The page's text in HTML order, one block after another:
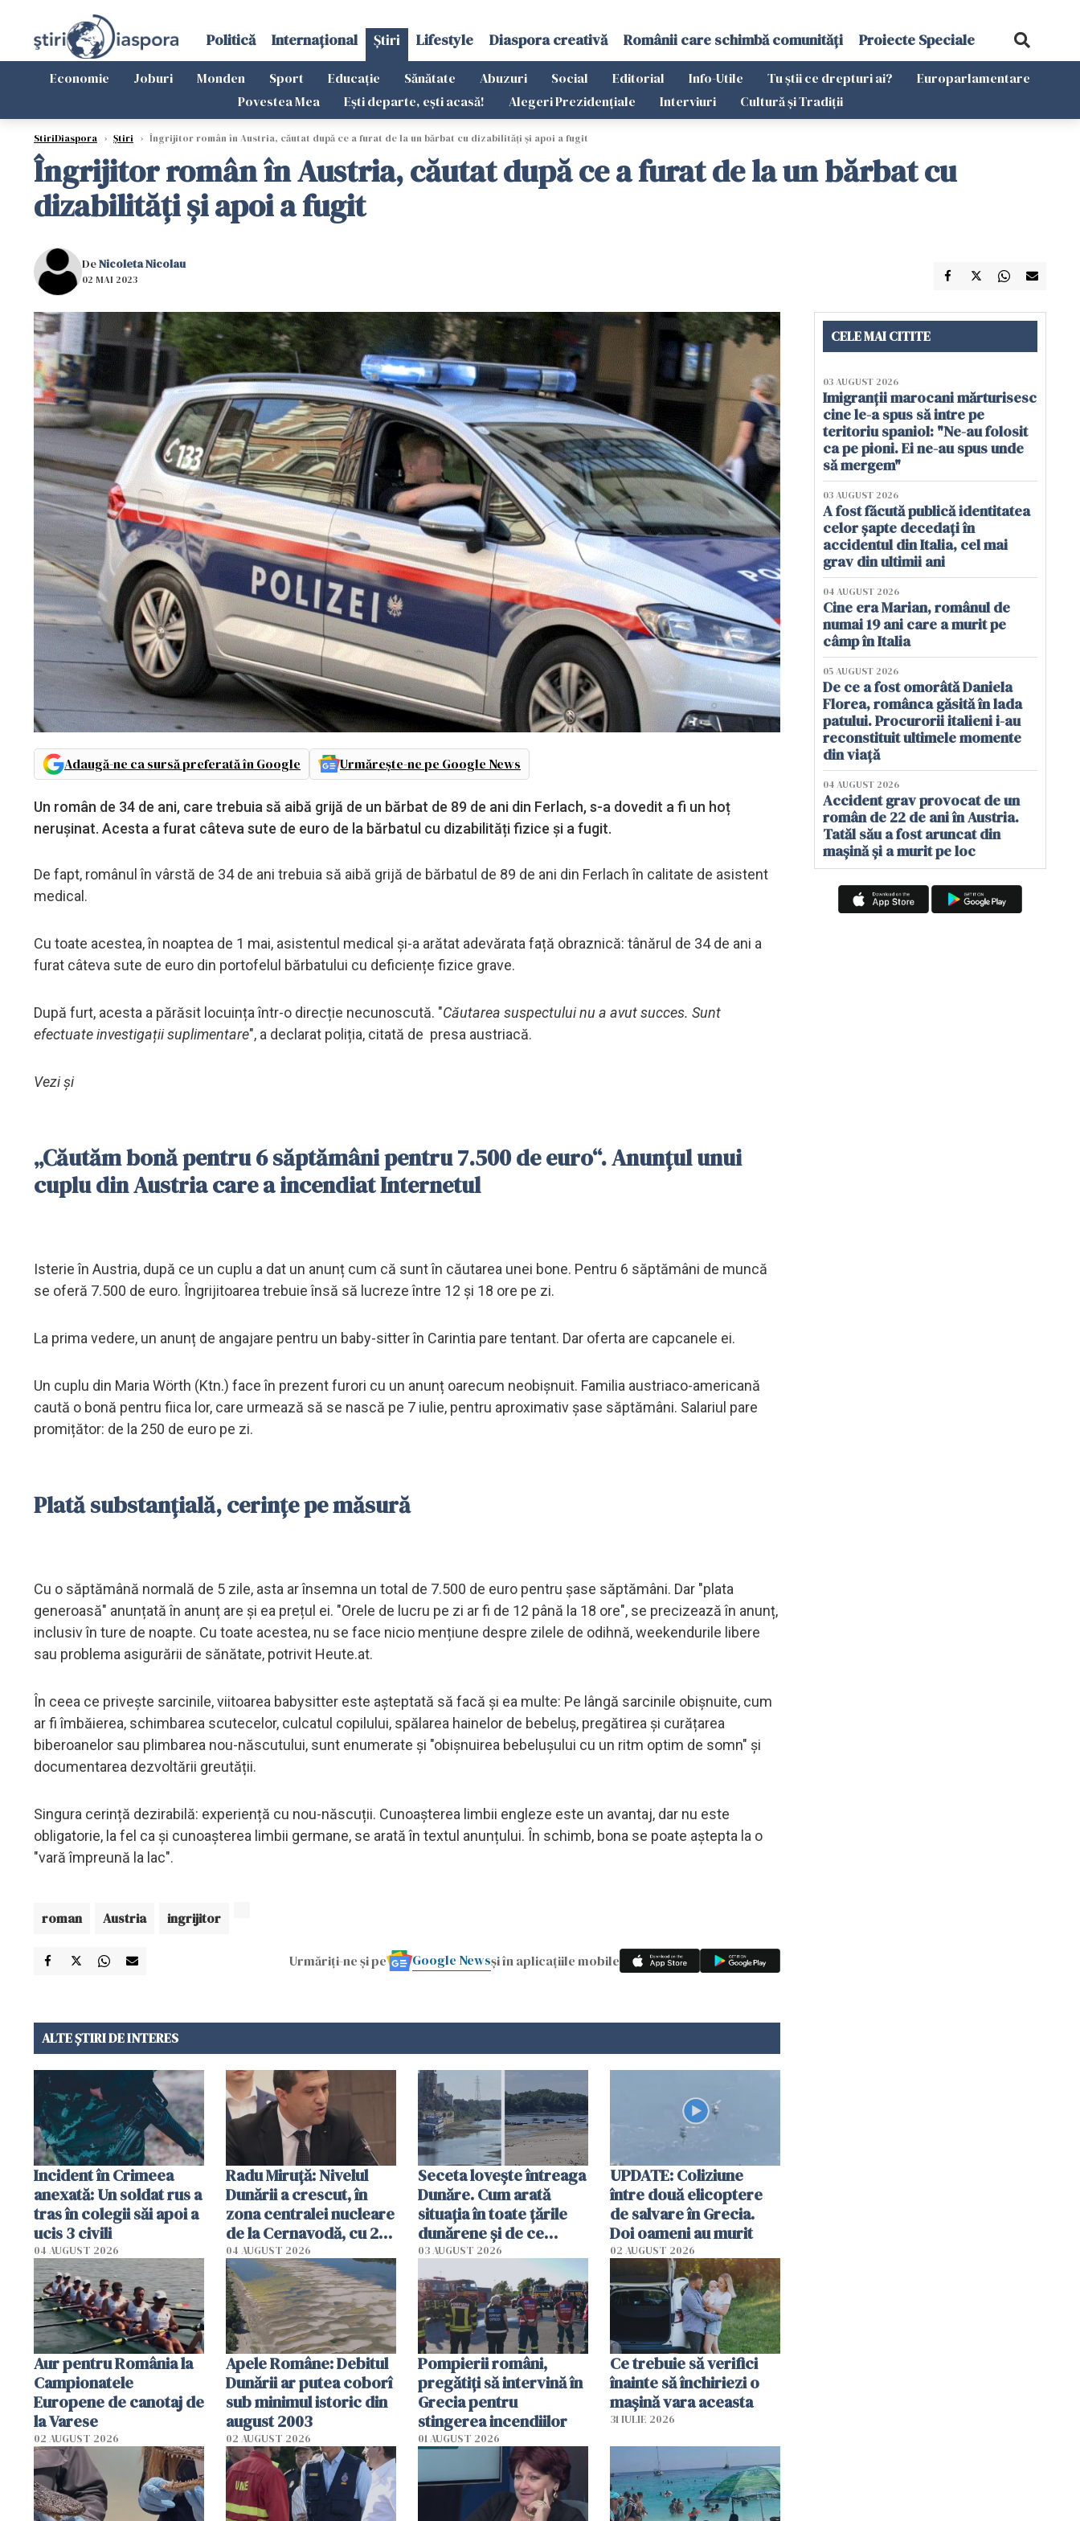
Politică Internațional Știri Lifestyle Diaspora creativă Românii care schimbă comunități Proiecte Speciale
Economie Joburi Monden Sport Educație Sănătate Abuzuri Social Editorial Info-Utile Tu știi ce drepturi ai?
Europarlamentare
Povestea Mea
Ești departe, ești acasă! Alegeri Prezidențiale Interviuri Cultură și Tradiții
StiriDiaspora › Știri › Îngrijitor român în Austria, căutat după ce a furat de la un bărbat cu dizabilități și apoi a fugit
Îngrijitor român în Austria, căutat după ce a furat de la un bărbat cu
dizabilități și apoi a fugit
DeNicoleta Nicolau
02 MAI 2023
Adaugă-ne ca sursă preferată în Google Urmărește-ne pe Google News
Un român de 34 de ani, care trebuia să aibă grijă de un bărbat de 89 de ani din Ferlach, s-a dovedit a fi un hoț
nerușinat. Acesta a furat câteva sute de euro de la bărbatul cu dizabilități fizice și a fugit.
De fapt, românul în vârstă de 34 de ani trebuia să aibă grijă de bărbatul de 89 de ani din Ferlach în calitate de asistent
medical.
Cu toate acestea, în noaptea de 1 mai, asistentul medical și-a arătat adevărata față obraznică: tânărul de 34 de ani a
furat câteva sute de euro din portofelul bărbatului cu deficiențe fizice grave.
După furt, acesta a părăsit locuința într-o direcție necunoscută. "Căutarea suspectului nu a avut succes. Sunt
efectuate investigații suplimentare", a declarat poliția, citată de presa austriacă.
Vezi și
„Căutăm bonă pentru 6 săptămâni pentru 7.500 de euro“. Anunțul unui
cuplu din Austria care a incendiat Internetul
Isterie în Austria, după ce un cuplu a dat un anunț cum că sunt în căutarea unei bone. Pentru 6 săptămâni de muncă
se oferă 7.500 de euro. Îngrijitoarea trebuie însă să lucreze între 12 și 18 ore pe zi.
La prima vedere, un anunț de angajare pentru un baby-sitter în Carintia pare tentant. Dar oferta are capcanele ei.
Un cuplu din Maria Wörth (Ktn.) face în prezent furori cu un anunț oarecum neobișnuit. Familia austriaco-americană
caută o bonă pentru fiica lor, care urmează să se nască pe 7 iulie, pentru aproximativ șase săptămâni. Salariul pare
promițător: de la 250 de euro pe zi.
Plată substanțială, cerințe pe măsură
Cu o săptămână normală de 5 zile, asta ar însemna un total de 7.500 de euro pentru șase săptămâni. Dar "plata
generoasă" anunțată în anunț are și ea prețul ei. "Orele de lucru pe zi ar fi de 12 până la 18 ore", se precizează în anunț,
inclusiv în ture de noapte. Cu toate acestea, nu se face nicio mențiune despre zilele de odihnă, weekendurile libere
sau problema asigurării de sănătate, potrivit Heute.at.
În ceea ce privește sarcinile, viitoarea babysitter este așteptată să facă și ea multe: Pe lângă sarcinile obișnuite, cum
ar fi îmbăierea, schimbarea scutecelor, culcatul copilului, spălarea hainelor de bebeluș, pregătirea și curățarea
biberoanelor sau plimbarea nou-născutului, sunt enumerate și "obișnuirea bebelușului cu un ritm optim de somn" și
documentarea dezvoltării greutății.
Singura cerință dezirabilă: experiență cu nou-născuții. Cunoașterea limbii engleze este un avantaj, dar nu este
obligatorie, la fel ca și cunoașterea limbii germane, se arată în textul anunțului. În schimb, bona se poate aștepta la o
"vară împreună la lac".
roman Austria ingrijitor
Urmăriți-ne și pe Google Newsși în aplicațiile mobile
ALTE ȘTIRI DE INTERES
Incident în Crimeea
anexată: Un soldat rus a
tras în colegii săi apoi a
ucis 3 civili
04 AUGUST 2026
Radu Miruţă: Nivelul
Dunării a crescut, în
zona centralei nucleare
de la Cernavodă, cu 2
cm faţă de ziua trecută
04 AUGUST 2026
Seceta lovește întreaga
Dunăre. Cum arată
situația în toate țările
dunărene și de ce
România resimte
efectele, deși a plouat
în iulie
03 AUGUST 2026
UPDATE: Coliziune
între două elicoptere
de salvare în Grecia.
Doi oameni au murit
02 AUGUST 2026
Aur pentru România la
Campionatele
Europene de canotaj de
la Varese
02 AUGUST 2026
Apele Române: Debitul
Dunării ar putea coborî
sub minimul istoric din
august 2003
02 AUGUST 2026
Pompierii români,
pregătiţi să intervină în
Grecia pentru
stingerea incendiilor
01 AUGUST 2026
Ce trebuie să verifici
înainte să închiriezi o
mașină vara aceasta
31 IULIE 2026
CELE MAI CITITE
03 AUGUST 2026
Imigranții marocani mărturisesc
cine le-a spus să intre pe
teritoriu spaniol: "Ne-au folosit
ca pe pioni. Ei ne-au spus unde
să mergem"
03 AUGUST 2026
A fost făcută publică identitatea
celor șapte decedați în
accidentul din Italia, cel mai
grav din ultimii ani
04 AUGUST 2026
Cine era Marian, românul de
numai 19 ani care a murit pe
câmp în Italia
05 AUGUST 2026
De ce a fost omorâtă Daniela
Florea, românca găsită în lada
patului. Procurorii italieni i-au
reconstituit ultimele momente
din viață
04 AUGUST 2026
Accident grav provocat de un
român de 22 de ani în Austria.
Tatăl său a fost aruncat din
mașină și a murit pe loc